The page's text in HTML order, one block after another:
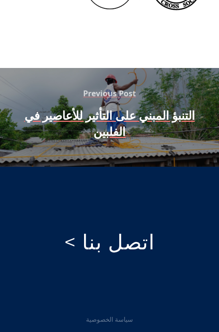
Previous Post
التنبؤ المبني على التأثير للأعاصير في
الفلبين
اتصل بنا >
سياسة الخصوصية